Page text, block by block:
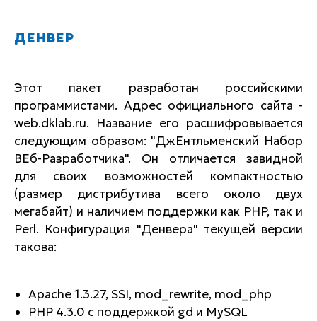
ДЕНВЕР
Этот пакет разработан российскими
программистами. Адрес официального сайта -
web.dklab.ru. Название его расшифровывается
следующим образом: "ДжЕнтльменский Набор
ВЕб-Разработчика". Он отличается завидной
для своих возможностей компактностью
(размер дистрибутива всего около двух
мегабайт) и наличием поддержки как PHP, так и
Perl. Конфигурация "Денвера" текущей версии
такова:
Apache 1.3.27, SSI, mod_rewrite, mod_php
PHP 4.3.0 с поддержкой gd и MySQL